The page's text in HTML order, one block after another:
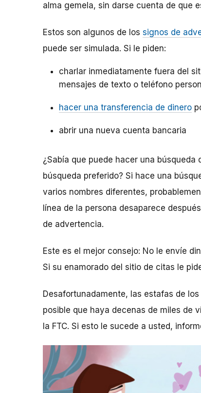
alma gemela, sin darse cuenta de que
Estos son algunos de los signos de
puede ser simulada. Si le piden:
charlar inmediatamente fuera del
mensajes de texto o teléfono
hacer una transferencia de dinero
abrir una nueva cuenta bancaria
¿Sabía que puede hacer una
búsqueda preferido? Si hace una
varios nombres diferentes,
línea de la persona desaparece
de advertencia.
Este es el mejor consejo: No le envíe
Si su enamorado del sitio de citas le
Desafortunadamente, las estafas de
posible que haya decenas de miles de
la FTC. Si esto le sucede a usted,